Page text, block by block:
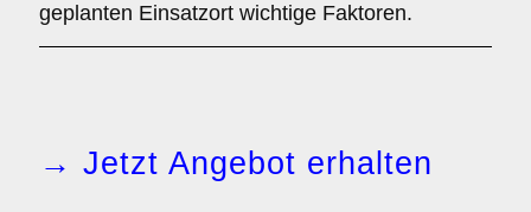
geplanten Einsatzort wichtige Faktoren.
→ Jetzt Angebot erhalten